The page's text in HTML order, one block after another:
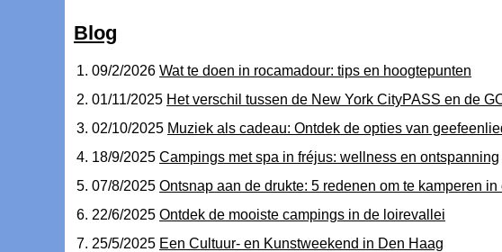
Blog
09/2/2026 Wat te doen in rocamadour: tips en hoogtepunten
01/11/2025 Het verschil tussen de New York CityPASS en de
02/10/2025 Muziek als cadeau: Ontdek de opties van
18/9/2025 Campings met spa in fréjus: wellness en ontspanning
07/8/2025 Ontsnap aan de drukte: 5 redenen om te kamperen in
22/6/2025 Ontdek de mooiste campings in de loirevallei
25/5/2025 Een Cultuur- en Kunstweekend in Den Haag